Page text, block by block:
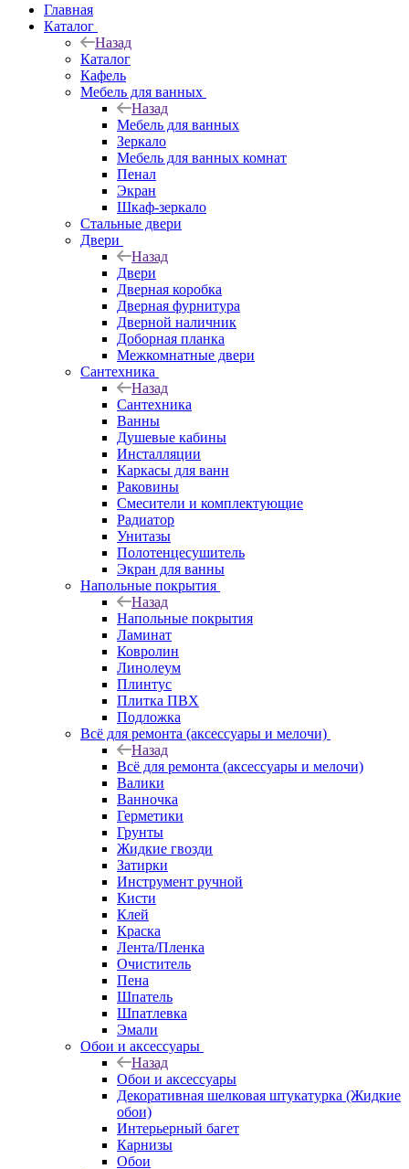
Главная
Каталог
Назад
Каталог
Кафель
Мебель для ванных
Назад
Мебель для ванных
Зеркало
Мебель для ванных комнат
Пенал
Экран
Шкаф-зеркало
Стальные двери
Двери
Назад
Двери
Дверная коробка
Дверная фурнитура
Дверной наличник
Доборная планка
Межкомнатные двери
Сантехника
Назад
Сантехника
Ванны
Душевые кабины
Инсталляции
Каркасы для ванн
Раковины
Смесители и комплектующие
Радиатор
Унитазы
Полотенцесушитель
Экран для ванны
Напольные покрытия
Назад
Напольные покрытия
Ламинат
Ковролин
Линолеум
Плинтус
Плитка ПВХ
Подложка
Всё для ремонта (аксессуары и мелочи)
Назад
Всё для ремонта (аксессуары и мелочи)
Валики
Ванночка
Герметики
Грунты
Жидкие гвозди
Затирки
Инструмент ручной
Кисти
Клей
Краска
Лента/Пленка
Очиститель
Пена
Шпатель
Шпатлевка
Эмали
Обои и аксессуары
Назад
Обои и аксессуары
Декоративная шелковая штукатурка (Жидкие
обои)
Интерьерный багет
Карнизы
Обои